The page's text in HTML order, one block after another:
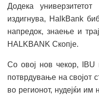
Додека
издигнува, HalkBank
напредок, знаење и
HALKBANK Скопје.
Со овој нов чекор, IBU
потврдување на својот
во регионот, нудејќи им